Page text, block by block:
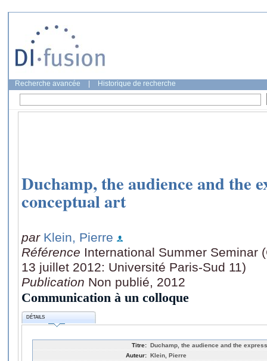
Recherche avancée Historique de recherche
Duchamp, the audience and the
conceptual art
par Klein, Pierre
Référence International Summer Seminar
13 juillet 2012: Université Paris-Sud 11)
Publication Non publié, 2012
Communication à un colloque
DÉTAILS
Titre: Duchamp, the audience and the
Auteur: Klein, Pierre